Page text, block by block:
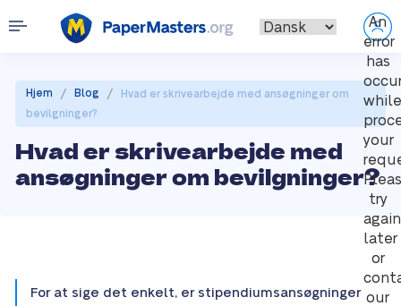
An
error
has
while
your
try
again
later
or
our
Hjem / Blog /
Hvad er skrivearbejde med ansøgninger om
bevilgninger?
Hvad er skrivearbejde med
ansøgninger om bevilgninger?
For at sige det enkelt, er stipendiumsansøgninger